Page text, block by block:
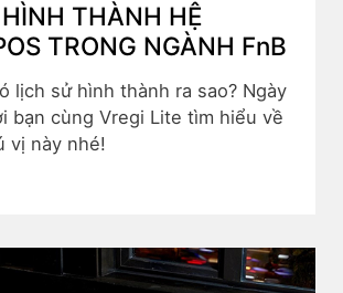
THÀNH HỆ
TRONG NGÀNH FnB
lịch sử hình thành ra sao? Ngày
bạn cùng Vregi Lite tìm hiểu về
vị này nhé!